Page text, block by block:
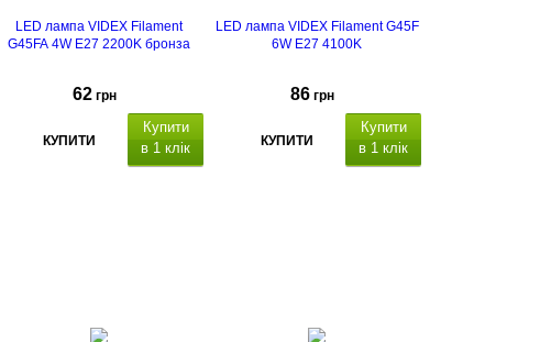
LED лампа VIDEX Filament
G45FA 4W E27 2200K бронза
62 грн
КУПИТИ
Купити
в 1 клік
LED лампа VIDEX Filament G45F
6W E27 4100K
86 грн
КУПИТИ
Купити
в 1 клік